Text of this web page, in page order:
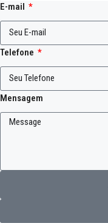
E-mail
Telefone
Mensagem